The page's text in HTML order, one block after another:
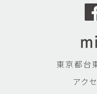
東京都台
アク